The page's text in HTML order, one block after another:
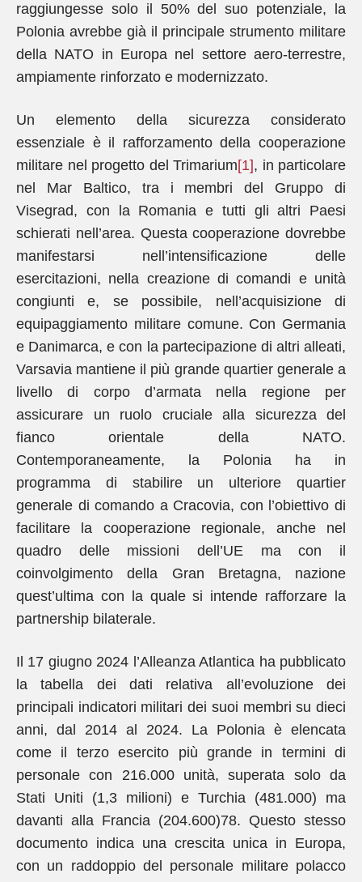
raggiungesse solo il 50% del suo potenziale, la
Polonia avrebbe già il principale strumento militare
della NATO in Europa nel settore aero-terrestre,
ampiamente rinforzato e modernizzato.
Un elemento della sicurezza considerato
essenziale è il rafforzamento della cooperazione
militare nel progetto del Trimarium[1], in particolare
nel Mar Baltico, tra i membri del Gruppo di
Visegrad, con la Romania e tutti gli altri Paesi
schierati nell’area. Questa cooperazione dovrebbe
manifestarsi nell’intensificazione delle
esercitazioni, nella creazione di comandi e unità
congiunti e, se possibile, nell’acquisizione di
equipaggiamento militare comune. Con Germania
e Danimarca, e con la partecipazione di altri alleati,
Varsavia mantiene il più grande quartier generale a
livello di corpo d’armata nella regione per
assicurare un ruolo cruciale alla sicurezza del
fianco orientale della NATO.
Contemporaneamente, la Polonia ha in
programma di stabilire un ulteriore quartier
generale di comando a Cracovia, con l’obiettivo di
facilitare la cooperazione regionale, anche nel
quadro delle missioni dell’UE ma con il
coinvolgimento della Gran Bretagna, nazione
quest’ultima con la quale si intende rafforzare la
partnership bilaterale.
Il 17 giugno 2024 l’Alleanza Atlantica ha pubblicato
la tabella dei dati relativa all’evoluzione dei
principali indicatori militari dei suoi membri su dieci
anni, dal 2014 al 2024. La Polonia è elencata
come il terzo esercito più grande in termini di
personale con 216.000 unità, superata solo da
Stati Uniti (1,3 milioni) e Turchia (481.000) ma
davanti alla Francia (204.600)78. Questo stesso
documento indica una crescita unica in Europa,
con un raddoppio del personale militare polacco